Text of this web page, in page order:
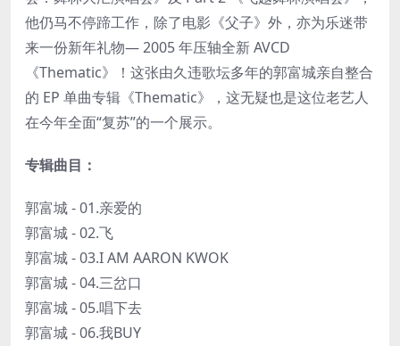
他仍马不停蹄工作，除了电影《父子》外，亦为乐迷带
来一份新年礼物— 2005 年压轴全新 AVCD
《Thematic》！这张由久违歌坛多年的郭富城亲自整合
的 EP 单曲专辑《Thematic》，这无疑也是这位老艺人
在今年全面“复苏”的一个展示。
专辑曲目：
郭富城 - 01.亲爱的
郭富城 - 02.飞
郭富城 - 03.I AM AARON KWOK
郭富城 - 04.三岔口
郭富城 - 05.唱下去
郭富城 - 06.我BUY